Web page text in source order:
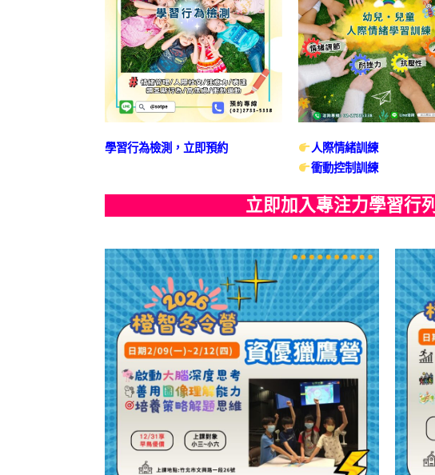
學習行為檢測，立即預約
人際情緒訓練
衝動控制訓練
立即加入專注力學習行列